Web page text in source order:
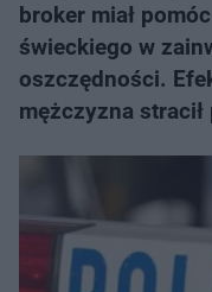
broker miał
świeckiego w
oszczędności.
mężczyzna